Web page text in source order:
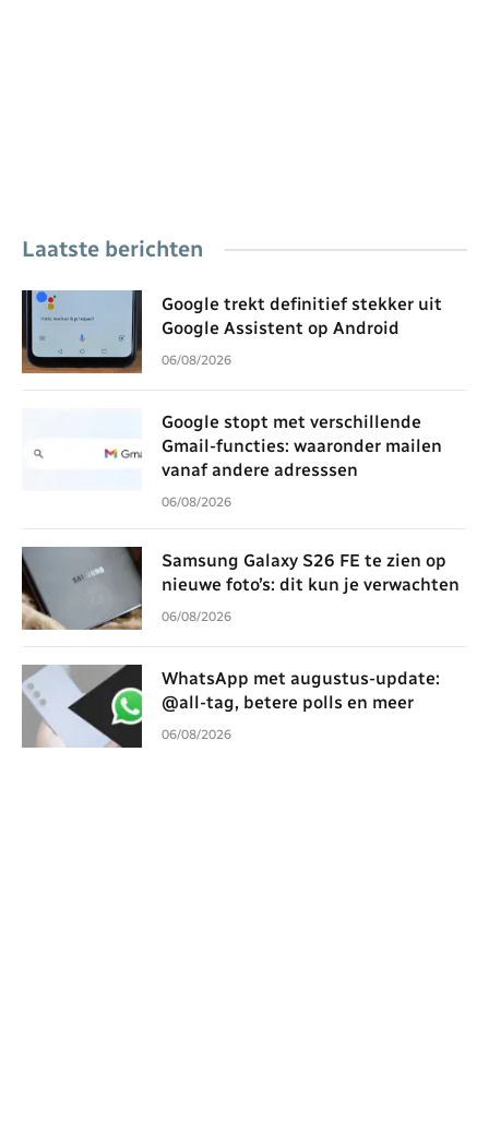
Laatste berichten
Google trekt definitief stekker uit
Google Assistent op Android
06/08/2026
Google stopt met verschillende
Gmail-functies: waaronder mailen
vanaf andere adresssen
06/08/2026
Samsung Galaxy S26 FE te zien op
nieuwe foto’s: dit kun je verwachten
06/08/2026
WhatsApp met augustus-update:
@all-tag, betere polls en meer
06/08/2026